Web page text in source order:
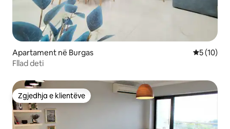
Apartament në Burgas Vlerësimi
5 (10)
Fllad deti
Zgjedhja e klientëve
Zgjedhja e klientëve